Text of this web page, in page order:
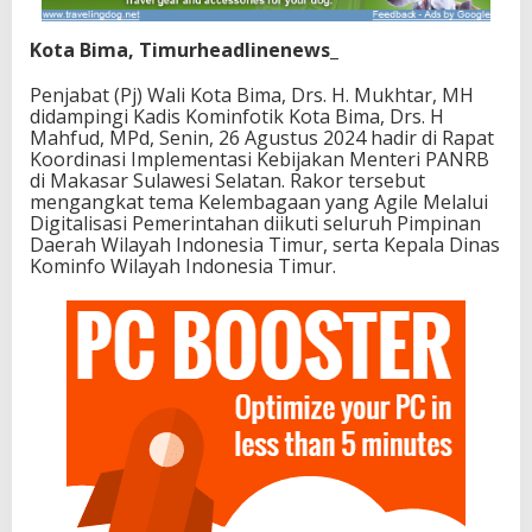
Kota Bima, Timurheadlinenews_
Penjabat (Pj) Wali Kota Bima, Drs. H. Mukhtar, MH
didampingi Kadis Kominfotik Kota Bima, Drs. H
Mahfud, MPd, Senin, 26 Agustus 2024 hadir di Rapat
Koordinasi Implementasi Kebijakan Menteri PANRB
di Makasar Sulawesi Selatan. Rakor tersebut
mengangkat tema Kelembagaan yang Agile Melalui
Digitalisasi Pemerintahan diikuti seluruh Pimpinan
Daerah Wilayah Indonesia Timur, serta Kepala Dinas
Kominfo Wilayah Indonesia Timur.